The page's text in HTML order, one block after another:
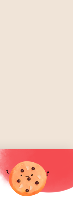
et les gourmets
au meilleur
que vous
doute ce
ne soupçonniez